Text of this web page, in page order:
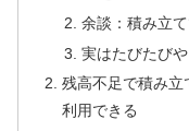
余談：積み立
実はたびたび
残高不足で積み立
利用できる